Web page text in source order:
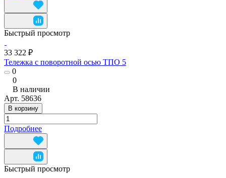
Быстрый просмотр
33 322 ₽
Тележка с поворотной осью ТПО 5
0
0
В наличии
Арт. 58636
В корзину
Подробнее
Быстрый просмотр